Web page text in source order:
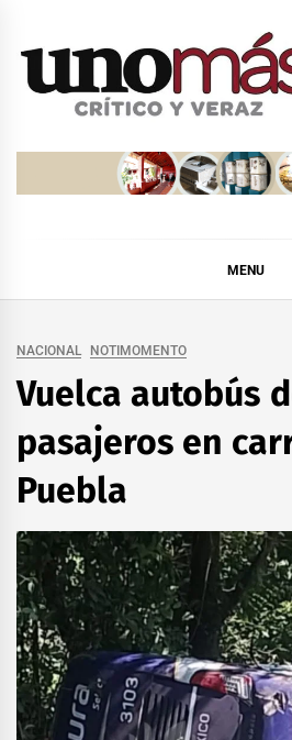
MENU
NACIONAL NOTIMOMENTO
Vuelca autobús
pasajeros en
Puebla